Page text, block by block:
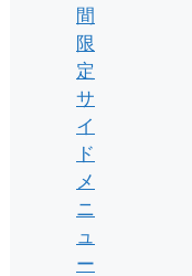
間
限
定
サ
イ
ド
メ
ニ
ュ
ー